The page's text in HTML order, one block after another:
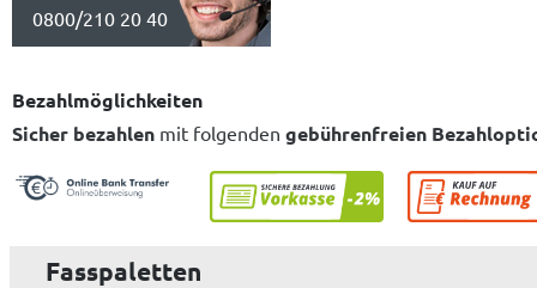
0800/210 20 40
Bezahlmöglichkeiten
Sicher bezahlen mit folgenden gebührenfreien
Fasspaletten